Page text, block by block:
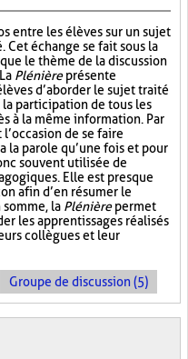
entre les élèves sur un sujet
échange se fait sous la
le thème de la discussion
Plénièreprésente
d’aborder le sujet traité
participation de tous les
à la même information. Par
de se faire
la parole qu’une fois et pour
souvent utilisée de
Elle est presque
afin d’en résumer le
la Plénièrepermet
les apprentissages réalisés
collègues et leur
Groupe de discussion (5)